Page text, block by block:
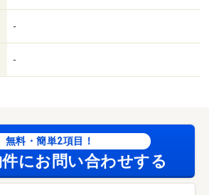
-
-
無料・簡単2項目！
にお問い合わせする